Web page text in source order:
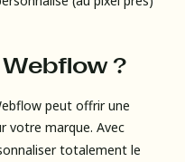
?
peut offrir une
votre marque. Avec
totalement le